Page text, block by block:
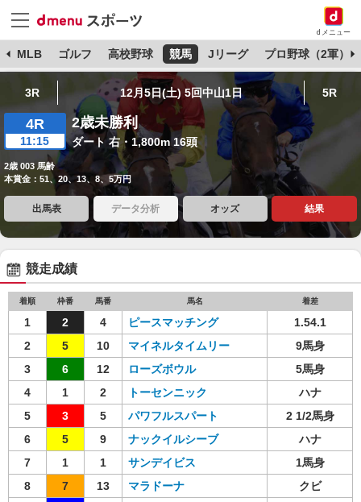
dメニュー
MLB ゴルフ 高校野球 競馬 Jリーグ プロ野球（2軍）
3R 12月5日(土) 5回中山1日 5R
4R
11:15
2歳未勝利
ダート 右・1,800m 16頭
2歳 003 馬齢
本賞金：51、20、13、8、5万円
出馬表 データ分析 オッズ 結果
競走成績
着順 枠番 馬番 馬名 着差
1 2 4 ピースマッチング
1.54.1
2
5 10 マイネルタイムリー
9馬身
3
6 12 ローズボウル
5馬身
4
1 2 トーセンニック
ハナ
5
3 5 パワフルスパート
2 1/2馬身
6
5 9 ナックイルシーブ
ハナ
7
1 1 サンデイビス
1馬身
8
7 13 マラドーナ
クビ